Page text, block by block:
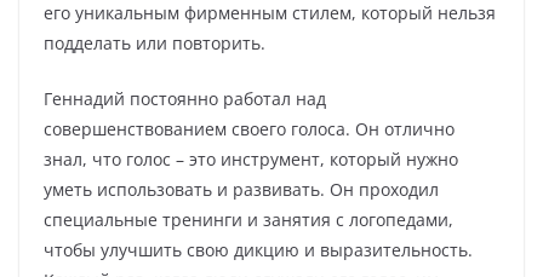
его уникальным фирменным стилем, который нельзя
подделать или повторить.
Геннадий постоянно работал над
совершенствованием своего голоса. Он отлично
знал, что голос – это инструмент, который нужно
уметь использовать и развивать. Он проходил
специальные тренинги и занятия с логопедами,
чтобы улучшить свою дикцию и выразительность.